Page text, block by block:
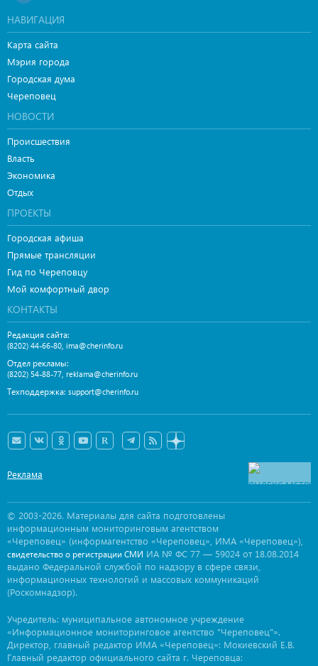
НАВИГАЦИЯ
Карта сайта
Мэрия города
Городская дума
Череповец
НОВОСТИ
Происшествия
Власть
Экономика
Отдых
ПРОЕКТЫ
Городская афиша
Прямые трансляции
Гид по Череповцу
Мой комфортный двор
КОНТАКТЫ
Редакция сайта:
(8202) 44-66-80 ima@cherinfo.ru
Отдел рекламы:
(8202) 54-88-77 reklama@cherinfo.ru
Техподдержка: support@cherinfo.ru
Реклама
© 2003-2026. Материалы для сайта подготовлены
информационным мониторинговым агентством
«Череповец» (информагентство «Череповец», ИМА «Череповец»),
свидетельство о регистрации СМИ ИА № ФС 77 — 59024 от 18.08.2014
выдано Федеральной службой по надзору в сфере связи,
информационных технологий и массовых коммуникаций
(Роскомнадзор).
Учредитель: муниципальное автономное учреждение
«Информационное мониторинговое агентство "Череповец"».
Директор, главный редактор ИМА «Череповец»: Мокиевский Е.В.
Главный редактор официального сайта г. Череповца: